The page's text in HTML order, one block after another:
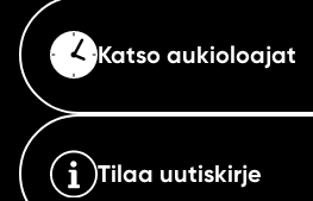
Katso aukioloajat
Tilaa uutiskirje